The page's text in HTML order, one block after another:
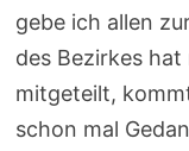
gebe ich allen
des Bezirkes
mitgeteilt,
schon mal